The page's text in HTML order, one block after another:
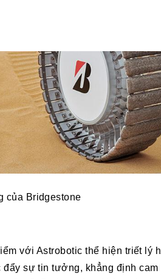
của Bridgestone
với Astrobotic thể hiện triết lý
sự tin tưởng, khẳng định